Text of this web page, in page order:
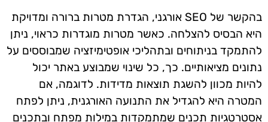
בהקשר של SEO אורגני, הגדרת מטרות ברורה ומדויקת
היא הבסיס להצלחה. כאשר מטרות מוגדרות כראוי, ניתן
להתמקד בניתוחים ובתהליכי אופטימיזציה שמבוססים על
נתונים מציאותיים. כך, כל שינוי שמבוצע באתר יכול
להיות מכוון להשגת תוצאות מדידות. לדוגמה, אם
המטרה היא להגדיל את התנועה האורגנית, ניתן לפתח
אסטרטגיות תכנים שמתמקדות במילות מפתח ובתכנים